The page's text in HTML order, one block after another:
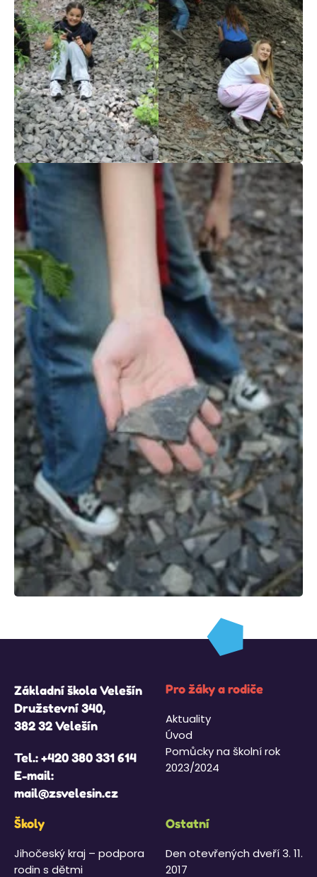
Základní škola Velešín
Družstevní 340,
382 32 Velešín
Tel.:+420 380 331 614
E-mail:
mail@zsvelesin.cz
Pro žáky a rodiče
Aktuality
Úvod
Pomůcky na školní rok
2023/2024
Školy
Jihočeský kraj – podpora
rodin s dětmi
Ostatní
Den otevřených dveří 3. 11.
2017